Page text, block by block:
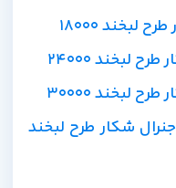
18000
24000
30000
شکار طرح لبخند